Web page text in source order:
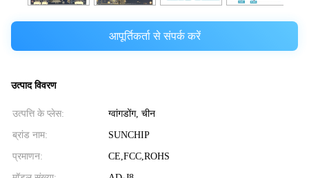
आपूर्तिकर्ता से संपर्क करें
उत्पाद विवरण
उत्पत्ति के प्लेस: ग्वांगडोंग, चीन
ब्रांड नाम: SUNCHIP
प्रमाणन: CE,FCC,ROHS